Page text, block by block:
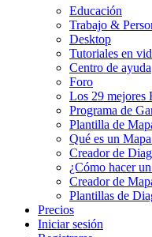
Educación
Trabajo &
Desktop
Tutoriales en
Centro de ayuda
Foro
Los 29 mejores
Programa de
Plantilla de
Qué es un
Creador de
¿Cómo hacer
Creador de
Plantillas de
Precios
Iniciar sesión